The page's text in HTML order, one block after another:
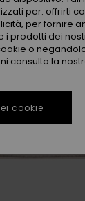
per: offrirti
per fornire
i prodotti dei
o
consulta la
cookie